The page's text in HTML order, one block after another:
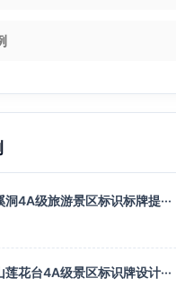
洞4A级旅游景区标识标牌提···
莲花台4A级景区标识牌设计···